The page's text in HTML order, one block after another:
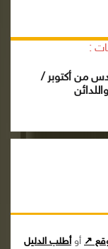
:
من أكتوبر /
↗ أوأطلب الدليل